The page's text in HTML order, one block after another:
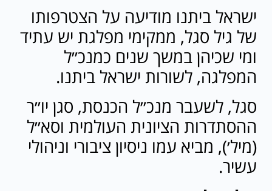
ישראל ביתנו מודיעה על הצטרפותו
של גיל סגל, ממקימי מפלגת יש עתיד
ומי שכיהן במשך שנים כמנכ״ל
המפלגה, לשורות ישראל ביתנו.
‏סגל, לשעבר מנכ״ל הכנסת, סגן יו״ר
ההסתדרות הציונית העולמית וסא״ל
(מיל׳), מביא עמו ניסיון ציבורי וניהולי
עשיר.